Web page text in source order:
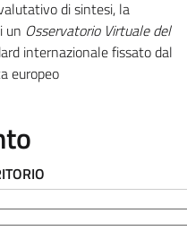
di sintesi, la
un Osservatorio Virtuale del
internazionale fissato dal
europeo